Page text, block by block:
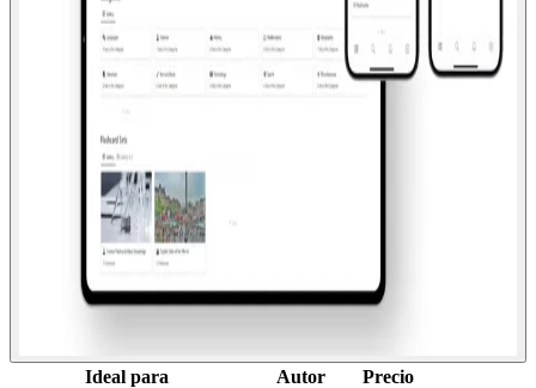
Ideal para Autor
Precio